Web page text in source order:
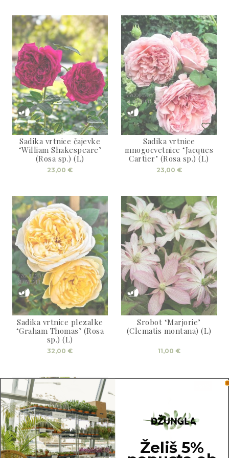
Sadika vrtnice čajevke
‘William Shakespeare’
(Rosa sp.) (L)
23,00 €
VZGOJENO V
SLOVENIJI
Sadika vrtnice
mnogocvetnice ‘Jacques
Cartier’ (Rosa sp.) (L)
23,00 €
VZGOJENO V
SLOVENIJI
Sadika vrtnice plezalke
‘Graham Thomas’ (Rosa
sp.) (L)
32,00 €
Srobot ‘Marjorie’
(Clematis montana) (L)
11,00 €
Želiš 5%